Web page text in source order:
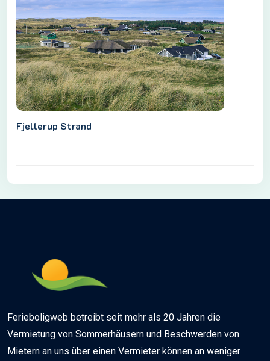
Fjellerup Strand
Ferieboligweb betreibt seit mehr als 20 Jahren die
Vermietung von Sommerhäusern und Beschwerden von
Mietern an uns über einen Vermieter können an weniger